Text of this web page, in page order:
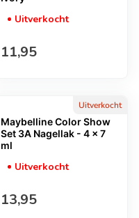
Uitverkocht
Normale prijs
11,95
Uitverkocht
Maybelline Color Show
Set 3A Nagellak - 4 x 7
ml
Uitverkocht
Normale prijs
13,95